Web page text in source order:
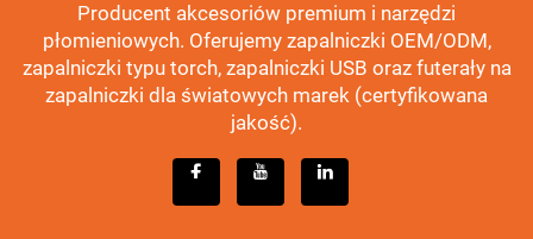
Producent akcesoriów premium i narzędzi
płomieniowych. Oferujemy zapalniczki OEM/ODM,
zapalniczki typu torch, zapalniczki USB oraz futerały na
zapalniczki dla światowych marek (certyfikowana
jakość).